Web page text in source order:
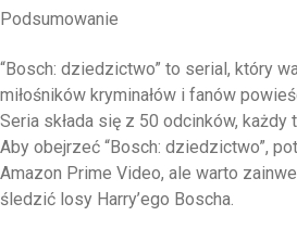
Podsumowanie
“Bosch: dziedzictwo” to serial, który
miłośników kryminałów i fanów
Seria składa się z 50 odcinków, każdy
Aby obejrzeć “Bosch: dziedzictwo”,
Amazon Prime Video, ale warto
śledzić losy Harry’ego Boscha.